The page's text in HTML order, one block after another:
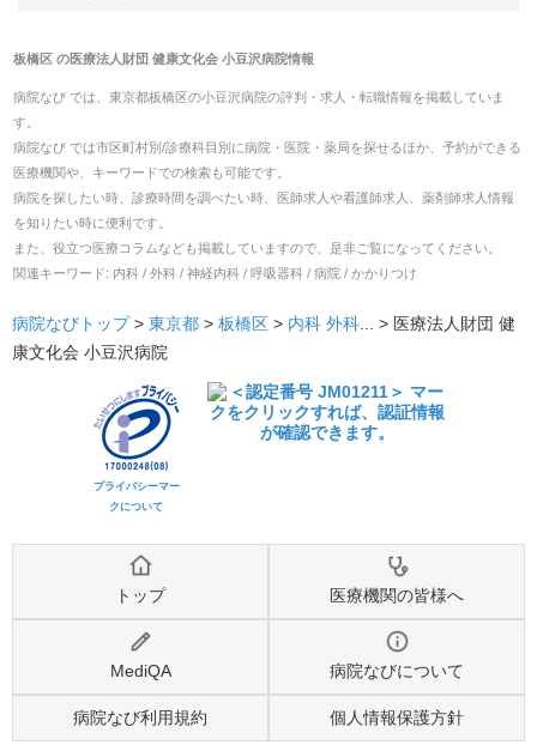
板橋区の医療法人財団 健康文化会 小豆沢病院情報
病院なび では、 東京都板橋区の小豆沢病院の評判・求人・転職情報を掲載していま
す。
病院なび では市区町村別/診療科目別に病院・医院・薬局を探せるほか、予約ができる
医療機関や、キーワードでの検索も可能です。
病院を探したい時、診療時間を調べたい時、医師求人や看護師求人、薬剤師求人情報
を知りたい時に便利です。
また、役立つ医療コラムなども掲載していますので、是非ご覧になってください。
関連キーワード: 内科 / 外科 / 神経内科 / 呼吸器科 / 病院 / かかりつけ
病院なびトップ > 東京都 > 板橋区 > 内科 外科... > 医療法人財団 健
康文化会 小豆沢病院
プライバシーマー
クについて
トップ 医療機関の皆様へ
MediQA 病院なびについて
病院なび利用規約 個人情報保護方針